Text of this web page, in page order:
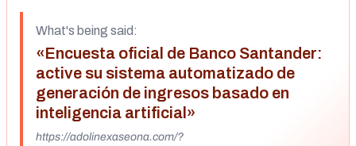
What's being said:
«Encuesta oficial de Banco Santander:
active su sistema automatizado de
generación de ingresos basado en
inteligencia artificial»
https://adolinexaseona.com/?